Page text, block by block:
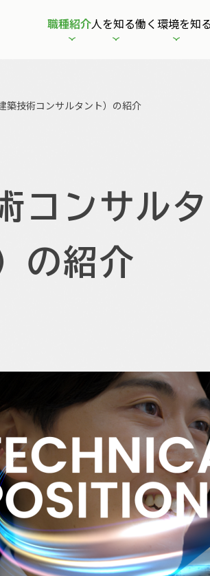
職種紹介人を知る働く環境を知る
築技術コンサルタント）の紹介
コンサル
の紹介